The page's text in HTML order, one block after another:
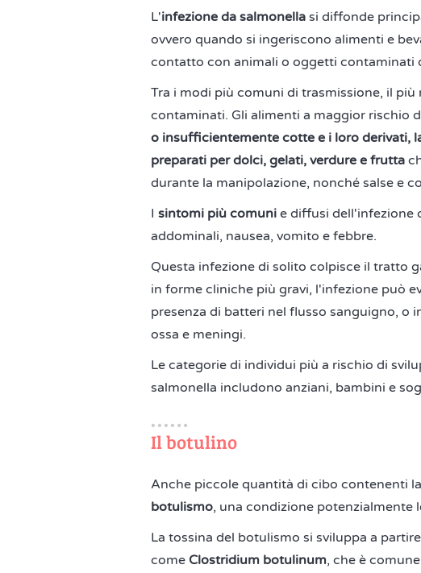
L'infezione da salmonella si diffonde
ovvero quando si ingeriscono alimenti e
contatto con animali o oggetti contaminati
Tra i modi più comuni di trasmissione, il
contaminati. Gli alimenti a maggior rischio
o insufficientemente cotte e i loro derivati,
preparati per dolci, gelati, verdure e frutta
durante la manipolazione, nonché salse e
I sintomi più comuni e diffusi dell'infezione
addominali, nausea, vomito e febbre.
Questa infezione di solito colpisce il tratto
in forme cliniche più gravi, l'infezione può
presenza di batteri nel flusso sanguigno, o
ossa e meningi.
Le categorie di individui più a rischio di
salmonella includono anziani, bambini e
Il botulino
Anche piccole quantità di cibo contenenti
botulismo, una condizione potenzialmente
La tossina del botulismo si sviluppa a
come Clostridium botulinum, che è